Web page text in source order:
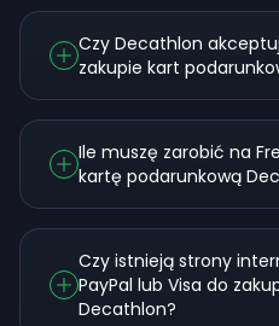
Czy Decathlon
zakupie kart
Ile muszę zarobić na
kartę podarunkową
Czy istnieją strony
PayPal lub Visa do
Decathlon?